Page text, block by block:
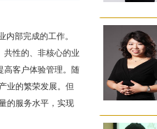
部完成的工作。
共性的、非核心的业
高客户体验管理。随
业的繁荣发展。但
的服务水平，实现